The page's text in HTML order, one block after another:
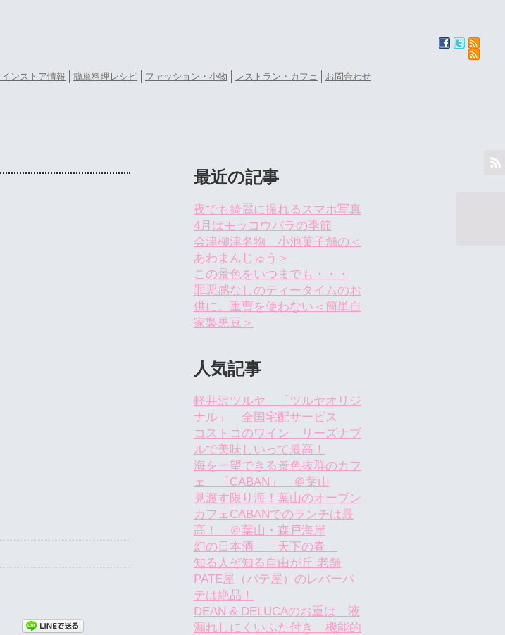
ンストア情報 簡単料理レシピ ファッション・小物 レストラン・カフェ お問合わせ
最近の記事
夜でも綺麗に撮れるスマホ写真
4月はモッコウバラの季節
会津柳津名物 小池菓子舗の＜
あわまんじゅう＞
この景色をいつまでも・・・
罪悪感なしのティータイムのお
供に。重曹を使わない＜簡単自
家製黒豆＞
人気記事
軽井沢ツルヤ 「ツルヤオリジ
ナル」 全国宅配サービス
コストコのワイン リーズナブ
ルで美味しいって最高！
海を一望できる景色抜群のカフ
ェ 「CABAN」 ＠葉山
見渡す限り海！葉山のオープン
カフェCABANでのランチは最
高！ ＠葉山・森戸海岸
幻の日本酒 「天下の春」
知る人ぞ知る自由が丘 老舗
PATE屋（パテ屋）のレバーパ
テは絶品！
DEAN & DELUCAのお重は 液
漏れしにくいふた付き 機能的